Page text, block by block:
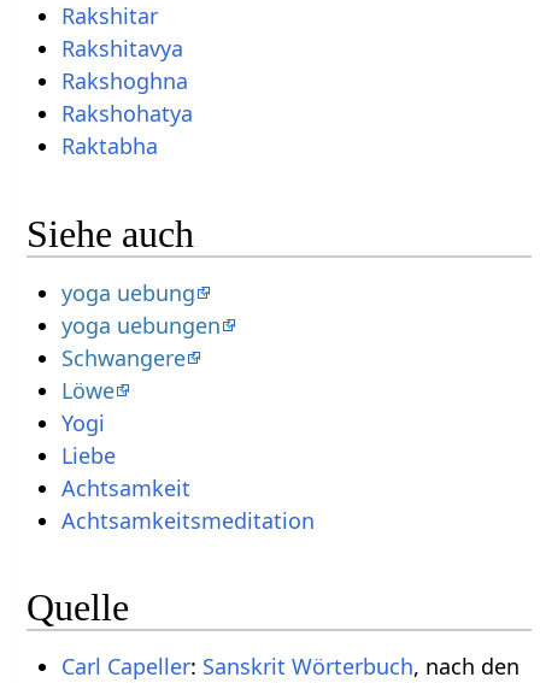
Rakshitar
Rakshitavya
Rakshoghna
Rakshohatya
Raktabha
Siehe auch
yoga uebung
yoga uebungen
Schwangere
Löwe
Yogi
Liebe
Achtsamkeit
Achtsamkeitsmeditation
Quelle
Carl Capeller: Sanskrit Wörterbuch, nach den